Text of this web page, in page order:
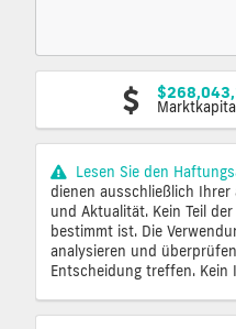
Lesen Sie den
dienen ausschließlich
und Aktualität. Kein Teil
bestimmt ist. Die
analysieren und
Entscheidung treffen.